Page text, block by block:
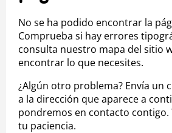
No se ha podido encontrar la
Comprueba si hay errores
consulta nuestro mapa del sitio
encontrar lo que necesites.
¿Algún otro problema? Envía un
a la dirección que aparece a
pondremos en contacto contigo.
tu paciencia.